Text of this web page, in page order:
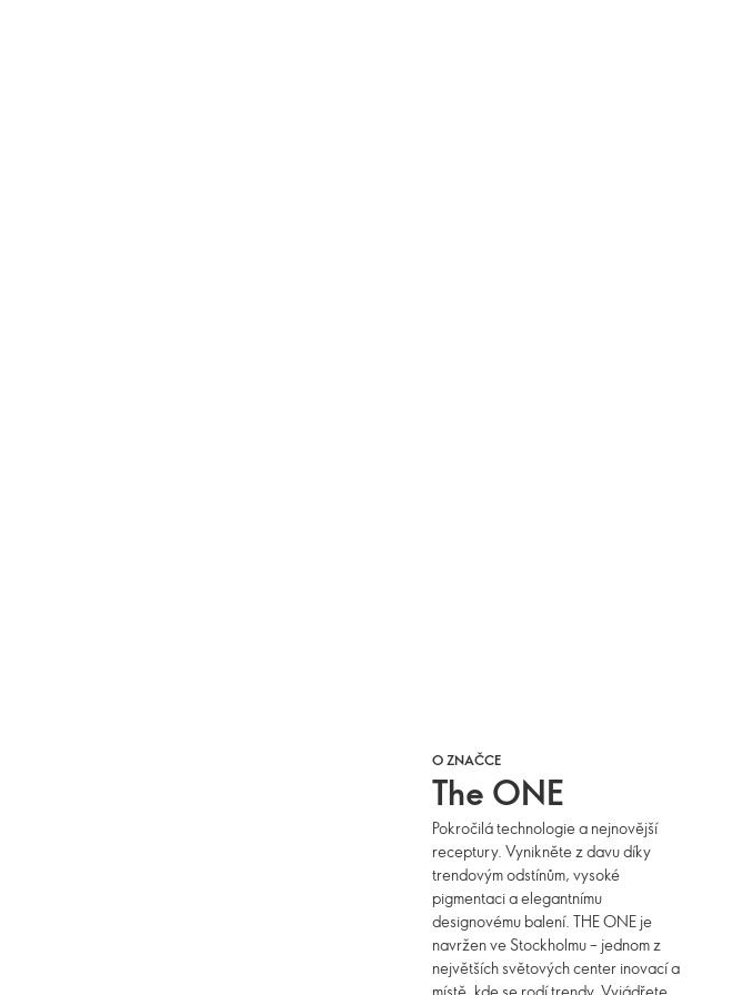
O ZNAČCE
The ONE
Pokročilá technologie a nejnovější
receptury. Vynikněte z davu díky
trendovým odstínům, vysoké
pigmentaci a elegantnímu
designovému balení. THE ONE je
navržen ve Stockholmu – jednom z
největších světových center inovací a